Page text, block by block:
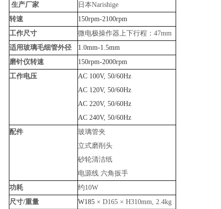
生产厂家 日本Narishige
转速
150rpm-2100rpm
工作尺寸
微电极操作器上下行程： 47mm
适用玻璃毛细管外径
1.0mm-1.5mm
磨针仪转速
150rpm-2000rpm
工作电压
AC 100V, 50/60Hz
AC 120V, 50/60Hz
AC 220V, 50/60Hz
AC 240V, 50/60Hz
配件
玻璃管夹
立式磨削头
砂轮清洁纸
电源线 六角扳手
功耗
约10W
尺寸/重量 W185 × D165 × H310mm, 2.4kg